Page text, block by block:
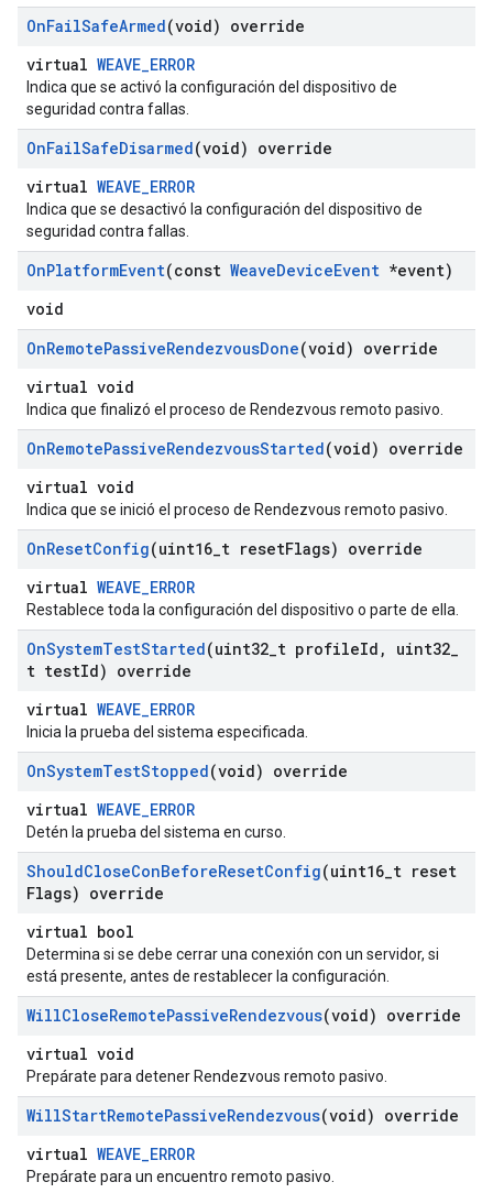
OnFailSafeArmed(void) override
virtual WEAVE_ERROR
Indica que se activó la configuración del dispositivo de
seguridad contra fallas.
OnFailSafeDisarmed(void) override
virtual WEAVE_ERROR
Indica que se desactivó la configuración del dispositivo de
seguridad contra fallas.
OnPlatformEvent(const WeaveDeviceEvent *event)
void
OnRemotePassiveRendezvousDone(void) override
virtual void
Indica que finalizó el proceso de Rendezvous remoto pasivo.
OnRemotePassiveRendezvousStarted(void) override
virtual void
Indica que se inició el proceso de Rendezvous remoto pasivo.
OnResetConfig(uint16 t resetFlags) override
virtual WEAVE_ERROR
Restablece toda la configuración del dispositivo o parte de ella.
OnSystemTestStarted(uint32 t profileId , uint32
t testId) override
virtual WEAVE_ERROR
Inicia la prueba del sistema especificada.
OnSystemTestStopped(void) override
virtual WEAVE_ERROR
Detén la prueba del sistema en curso.
ShouldCloseConBeforeResetConfig(uint16 t reset
Flags) override
virtual bool
Determina si se debe cerrar una conexión con un servidor, si
está presente, antes de restablecer la configuración.
WillCloseRemotePassiveRendezvous(void) override
virtual void
Prepárate para detener Rendezvous remoto pasivo.
WillStartRemotePassiveRendezvous(void) override
virtual WEAVE_ERROR
Prepárate para un encuentro remoto pasivo.